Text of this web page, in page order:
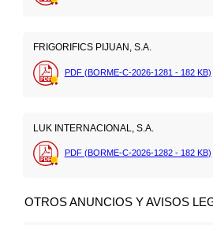
FRIGORIFICS PIJUAN, S.A.
PDF (BORME-C-2026-1281 - 182 KB)
LUK INTERNACIONAL, S.A.
PDF (BORME-C-2026-1282 - 182 KB)
OTROS ANUNCIOS Y AVISOS